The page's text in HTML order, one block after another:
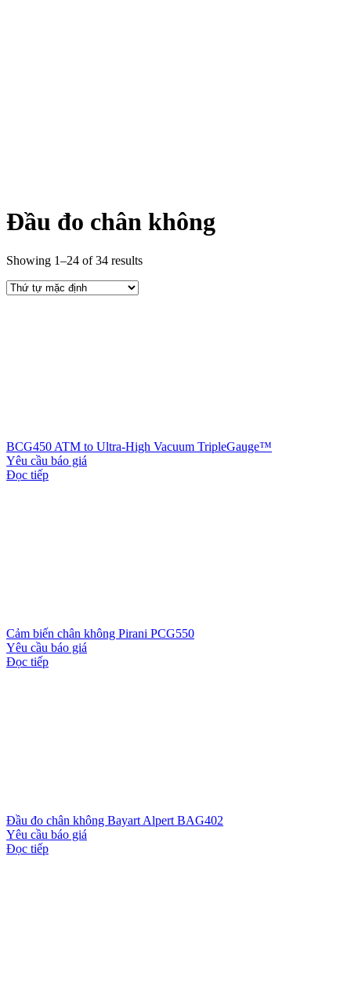
Đầu đo chân không
Showing 1–24 of 34 results
BCG450 ATM to Ultra-High Vacuum TripleGauge™
Yêu cầu báo giá
Đọc tiếp
Cảm biến chân không Pirani PCG550
Yêu cầu báo giá
Đọc tiếp
Đầu đo chân không Bayart Alpert BAG402
Yêu cầu báo giá
Đọc tiếp